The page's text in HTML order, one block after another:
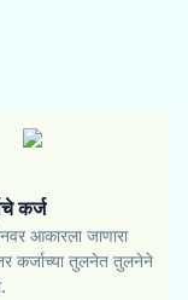
कर्ज
आकारला जाणारा
कर्जाच्या तुलनेत तुलनेने